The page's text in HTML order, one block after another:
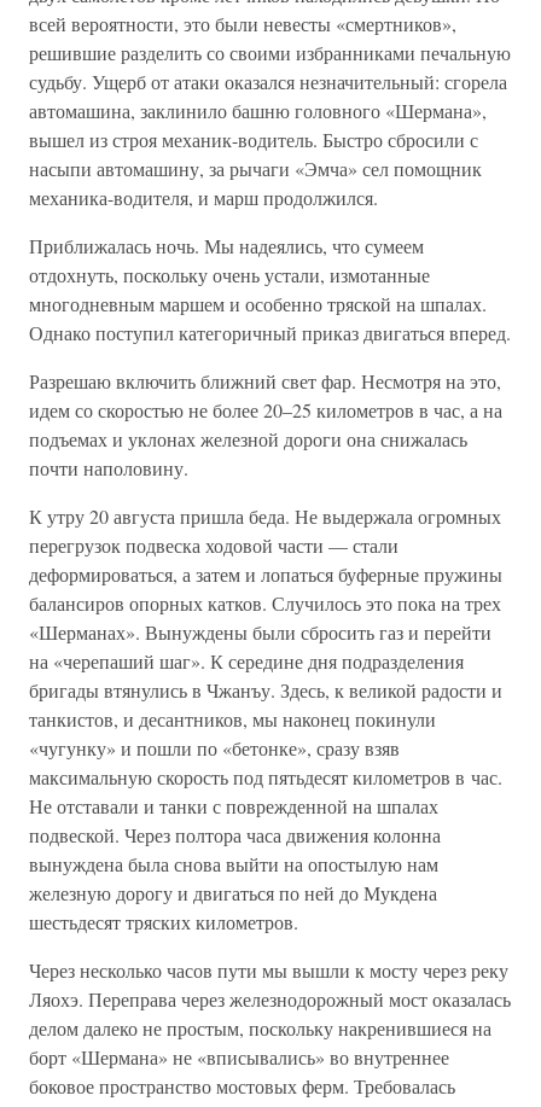
всей вероятности, это были невесты «смертников»,
решившие разделить со своими избранниками печальную
судьбу. Ущерб от атаки оказался незначительный: сгорела
автомашина, заклинило башню головного «Шермана»,
вышел из строя механик-водитель. Быстро сбросили с
насыпи автомашину, за рычаги «Эмча» сел помощник
механика-водителя, и марш продолжился.
Приближалась ночь. Мы надеялись, что сумеем
отдохнуть, поскольку очень устали, измотанные
многодневным маршем и особенно тряской на шпалах.
Однако поступил категоричный приказ двигаться вперед.
Разрешаю включить ближний свет фар. Несмотря на это,
идем со скоростью не более 20–25 километров в час, а на
подъемах и уклонах железной дороги она снижалась
почти наполовину.
К утру 20 августа пришла беда. Не выдержала огромных
перегрузок подвеска ходовой части — стали
деформироваться, а затем и лопаться буферные пружины
балансиров опорных катков. Случилось это пока на трех
«Шерманах». Вынуждены были сбросить газ и перейти
на «черепаший шаг». К середине дня подразделения
бригады втянулись в Чжанъу. Здесь, к великой радости и
танкистов, и десантников, мы наконец покинули
«чугунку» и пошли по «бетонке», сразу взяв
максимальную скорость под пятьдесят километров в час.
Не отставали и танки с поврежденной на шпалах
подвеской. Через полтора часа движения колонна
вынуждена была снова выйти на опостылую нам
железную дорогу и двигаться по ней до Мукдена
шестьдесят тряских километров.
Через несколько часов пути мы вышли к мосту через реку
Ляохэ. Переправа через железнодорожный мост оказалась
делом далеко не простым, поскольку накренившиеся на
борт «Шермана» не «вписывались» во внутреннее
боковое пространство мостовых ферм. Требовалась